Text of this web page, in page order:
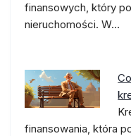
finansowych, który
nieruchomości. W…
finansowania, która